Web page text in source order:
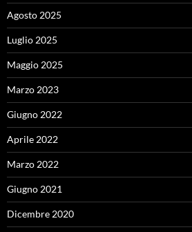
Agosto 2025
Luglio 2025
Maggio 2025
Marzo 2023
Giugno 2022
Aprile 2022
Marzo 2022
Giugno 2021
Dicembre 2020